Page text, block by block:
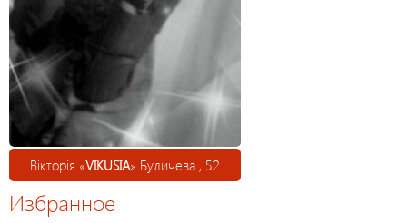
Вікторія «VIKUSIA» Буличева , 52
Избранное